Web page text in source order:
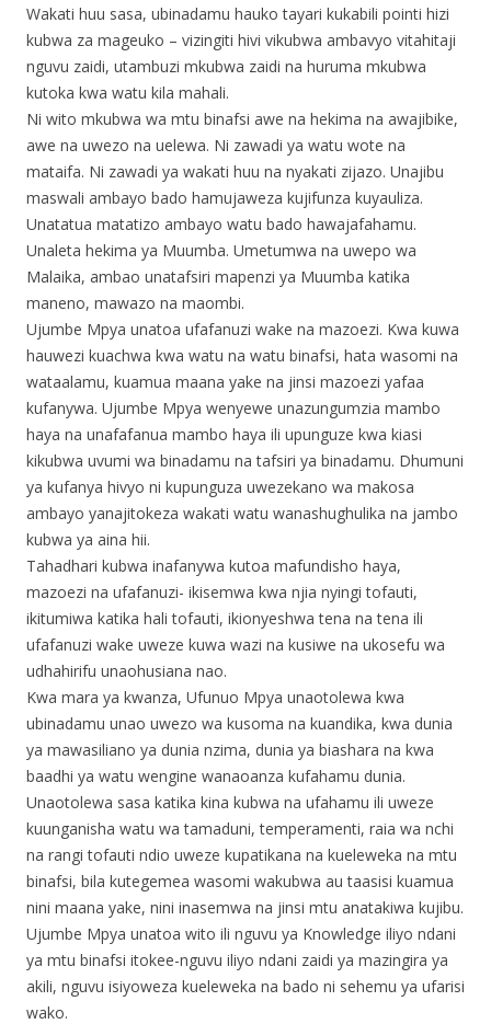
Wakati huu sasa, ubinadamu hauko tayari kukabili pointi hizi
kubwa za mageuko – vizingiti hivi vikubwa ambavyo vitahitaji
nguvu zaidi, utambuzi mkubwa zaidi na huruma mkubwa
kutoka kwa watu kila mahali.
Ni wito mkubwa wa mtu binafsi awe na hekima na awajibike,
awe na uwezo na uelewa. Ni zawadi ya watu wote na
mataifa. Ni zawadi ya wakati huu na nyakati zijazo. Unajibu
maswali ambayo bado hamujaweza kujifunza kuyauliza.
Unatatua matatizo ambayo watu bado hawajafahamu.
Unaleta hekima ya Muumba. Umetumwa na uwepo wa
Malaika, ambao unatafsiri mapenzi ya Muumba katika
maneno, mawazo na maombi.
Ujumbe Mpya unatoa ufafanuzi wake na mazoezi. Kwa kuwa
hauwezi kuachwa kwa watu na watu binafsi, hata wasomi na
wataalamu, kuamua maana yake na jinsi mazoezi yafaa
kufanywa. Ujumbe Mpya wenyewe unazungumzia mambo
haya na unafafanua mambo haya ili upunguze kwa kiasi
kikubwa uvumi wa binadamu na tafsiri ya binadamu. Dhumuni
ya kufanya hivyo ni kupunguza uwezekano wa makosa
ambayo yanajitokeza wakati watu wanashughulika na jambo
kubwa ya aina hii.
Tahadhari kubwa inafanywa kutoa mafundisho haya,
mazoezi na ufafanuzi- ikisemwa kwa njia nyingi tofauti,
ikitumiwa katika hali tofauti, ikionyeshwa tena na tena ili
ufafanuzi wake uweze kuwa wazi na kusiwe na ukosefu wa
udhahirifu unaohusiana nao.
Kwa mara ya kwanza, Ufunuo Mpya unaotolewa kwa
ubinadamu unao uwezo wa kusoma na kuandika, kwa dunia
ya mawasiliano ya dunia nzima, dunia ya biashara na kwa
baadhi ya watu wengine wanaoanza kufahamu dunia.
Unaotolewa sasa katika kina kubwa na ufahamu ili uweze
kuunganisha watu wa tamaduni, temperamenti, raia wa nchi
na rangi tofauti ndio uweze kupatikana na kueleweka na mtu
binafsi, bila kutegemea wasomi wakubwa au taasisi kuamua
nini maana yake, nini inasemwa na jinsi mtu anatakiwa kujibu.
Ujumbe Mpya unatoa wito ili nguvu ya Knowledge iliyo ndani
ya mtu binafsi itokee-nguvu iliyo ndani zaidi ya mazingira ya
akili, nguvu isiyoweza kueleweka na bado ni sehemu ya ufarisi
wako.